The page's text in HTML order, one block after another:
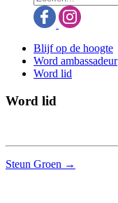
Blijf op de hoogte
Word ambassadeur
Word lid
Word lid
Steun Groen →